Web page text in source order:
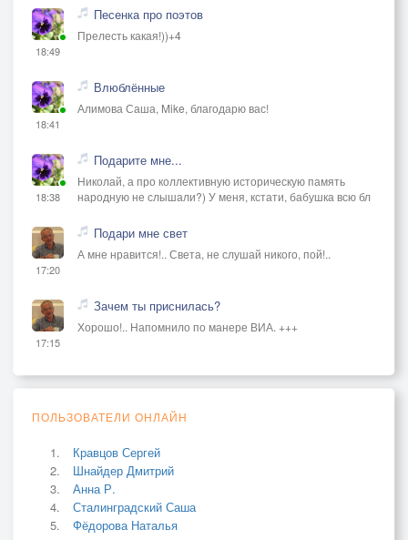
18:49
Песенка про поэтов
Прелесть какая!))+4
18:41
Влюблённые
Алимова Саша, Mike, благодарю вас!
18:38
Подарите мне...
Николай, а про коллективную историческую память
народную не слышали?) У меня, кстати, бабушка всю бл
17:20
Подари мне свет
А мне нравится!.. Света, не слушай никого, пой!..
17:15
Зачем ты приснилась?
Хорошо!.. Напомнило по манере ВИА. +++
ПОЛЬЗОВАТЕЛИ ОНЛАЙН
Кравцов Сергей
Шнайдер Дмитрий
Анна Р.
Сталинградский Саша
Фёдорова Наталья